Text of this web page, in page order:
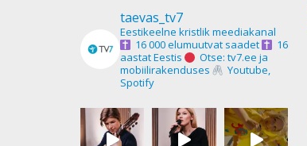
taevas_tv7
Eestikeelne kristlik meediakanal
16 000 elumuutvat saadet
16
aastat Eestis
Otse: tv7.ee ja
mobiilirakenduses
Youtube,
Spotify